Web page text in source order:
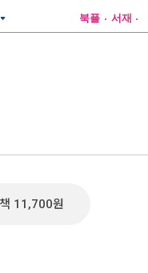
북플 서재
11,700원